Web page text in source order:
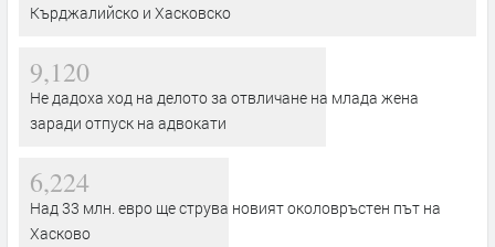
Кърджалийско и Хасковско
9,120
Не дадоха ход на делото за отвличане на млада жена
заради отпуск на адвокати
6,224
Над 33 млн. евро ще струва новият околовръстен път на
Хасково